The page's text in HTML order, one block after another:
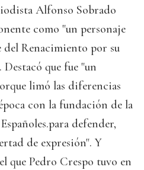
Alfonso Sobrado
como "un personaje
Renacimiento por su
que fue "un
limó las diferencias
con la fundación de la
defender,
de expresión". Y
que Pedro Crespo tuvo en